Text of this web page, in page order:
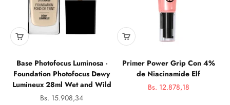
Base Photofocus Luminosa -
Foundation Photofocus Dewy
Lumineux 28ml Wet and Wild
Precio de oferta
Bs. 15.908,34
Primer Power Grip Con 4%
de Niacinamide Elf
Precio de oferta
Bs. 12.878,18